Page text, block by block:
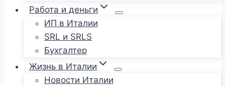
Работа и деньги
ИП в Италии
SRL и SRLS
Бухгалтер
Жизнь в Италии
Новости Италии